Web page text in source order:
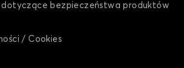
dotyczące bezpieczeństwa produktów
/ Cookies